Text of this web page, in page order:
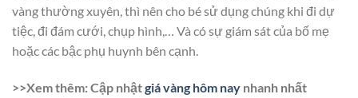
vàng thường xuyên, thì nên cho bé sử dụng chúng khi đi dự
tiệc, đi đám cưới, chụp hình,… Và có sự giám sát của bố mẹ
hoặc các bậc phụ huynh bên cạnh.
>>Xem thêm: Cập nhậtgiá vàng hôm nay nhanh nhất